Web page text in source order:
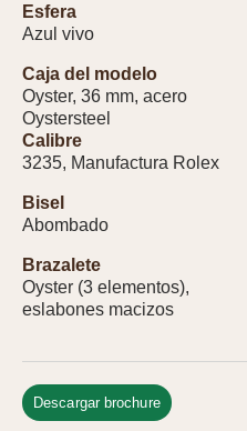
Esfera
Azul vivo
Caja del modelo
Oyster, 36 mm, acero
Oystersteel
Calibre
3235, Manufactura Rolex
Bisel
Abombado
Brazalete
Oyster (3 elementos),
eslabones macizos
Descargar brochure